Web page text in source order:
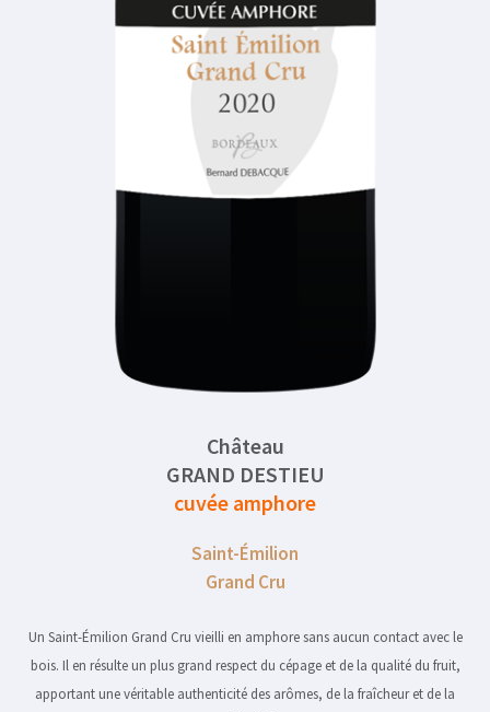
Château
GRAND DESTIEU
cuvée amphore
Saint-Émilion
Grand Cru
Un Saint-Émilion Grand Cru vieilli en amphore sans aucun contact avec le
bois. Il en résulte un plus grand respect du cépage et de la qualité du fruit,
apportant une véritable authenticité des arômes, de la fraîcheur et de la